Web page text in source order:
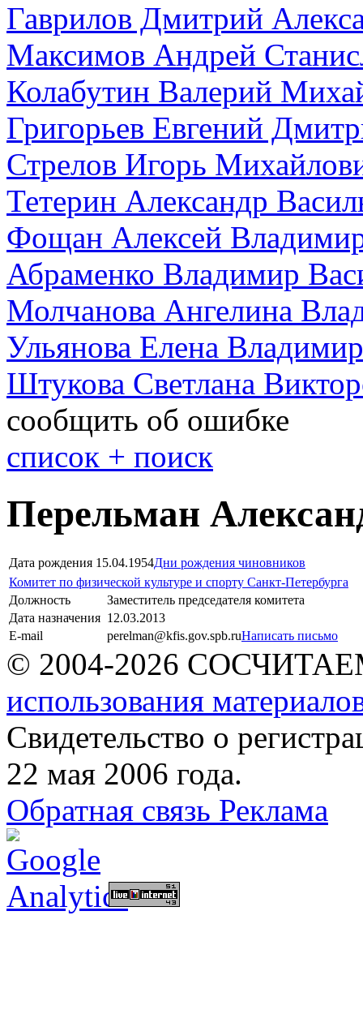
Гаврилов Дмитрий
Максимов Андрей
Колабутин Валерий
Григорьев Евгений
Стрелов Игорь
Тетерин Александр
Фощан Алексей
Абраменко Владимир
Молчанова Ангелина
Ульянова Елена
Штукова Светлана
сообщить об ошибке
cписок + поиск
Перельман
Дата рождения 15.04.1954Дни рождения чиновников
Комитет по физической культуре и спорту Санкт-Петербурга
Должность
Заместитель председателя комитета
Дата назначения 12.03.2013
E-mail
perelman@kfis.gov.spb.ruНаписать письмо
© 2004-2026
использования
Свидетельство о
22 мая 2006 года.
Обратная связь Реклама